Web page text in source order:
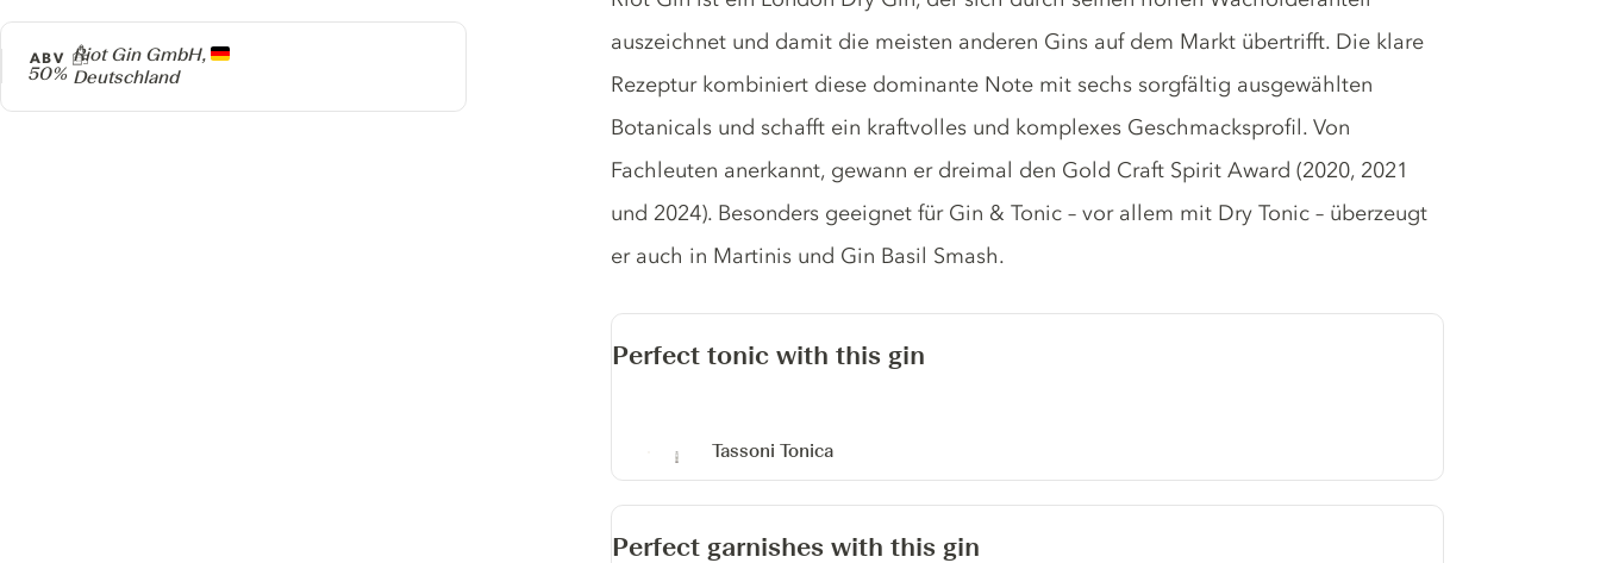
Producer
Riot Gin GmbH,
Deutschland
ABV
50%
auszeichnet und damit die meisten anderen Gins auf dem Markt übertrifft. Die klare
Rezeptur kombiniert diese dominante Note mit sechs sorgfältig ausgewählten
Botanicals und schafft ein kraftvolles und komplexes Geschmacksprofil. Von
Fachleuten anerkannt, gewann er dreimal den Gold Craft Spirit Award (2020, 2021
und 2024). Besonders geeignet für Gin & Tonic – vor allem mit Dry Tonic – überzeugt
er auch in Martinis und Gin Basil Smash.
Perfect tonic with this gin
Tassoni Tonica
Perfect garnishes with this gin